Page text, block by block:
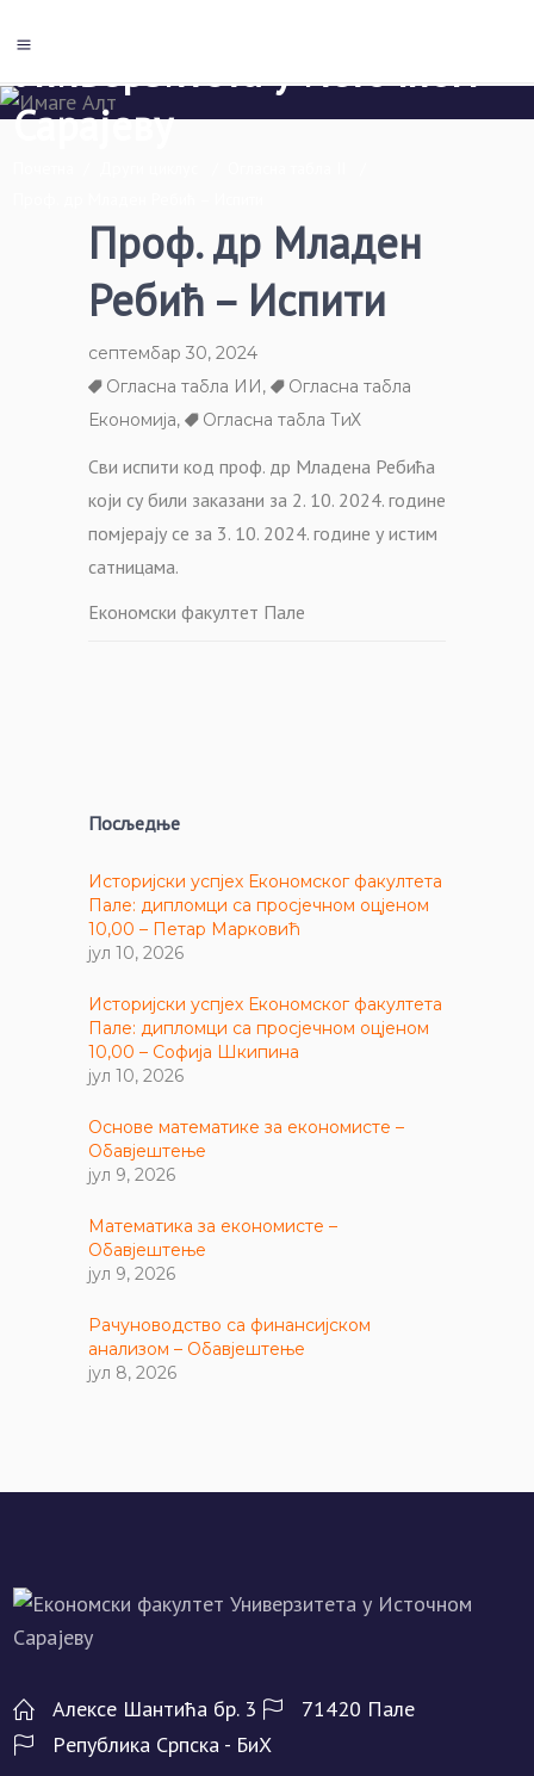
Сарајеву
Проф. др Младен
Ребић – Испити
септембар 30, 2024
Огласна табла ИИ,
Огласна табла
Економија, Огласна табла ТиХ
Сви испити код проф. др Младена Ребића
који су били заказани за 2. 10. 2024. године
помјерају се за 3. 10. 2024. године у истим
сатницама.
Економски факултет Пале
Посљедње
Историјски успјех Економског факултета
Пале: дипломци са просјечном оцјеном
10,00 – Петар Марковић
јул 10, 2026
Историјски успјех Економског факултета
Пале: дипломци са просјечном оцјеном
10,00 – Софија Шкипина
јул 10, 2026
Основе математике за економисте –
Обавјештење
јул 9, 2026
Математика за економисте –
Обавјештење
јул 9, 2026
Рачуноводство са финансијском
анализом – Обавјештење
јул 8, 2026
Алeксe Шантића бр. 3
71420 Палe
Рeпублика Српска - БиХ